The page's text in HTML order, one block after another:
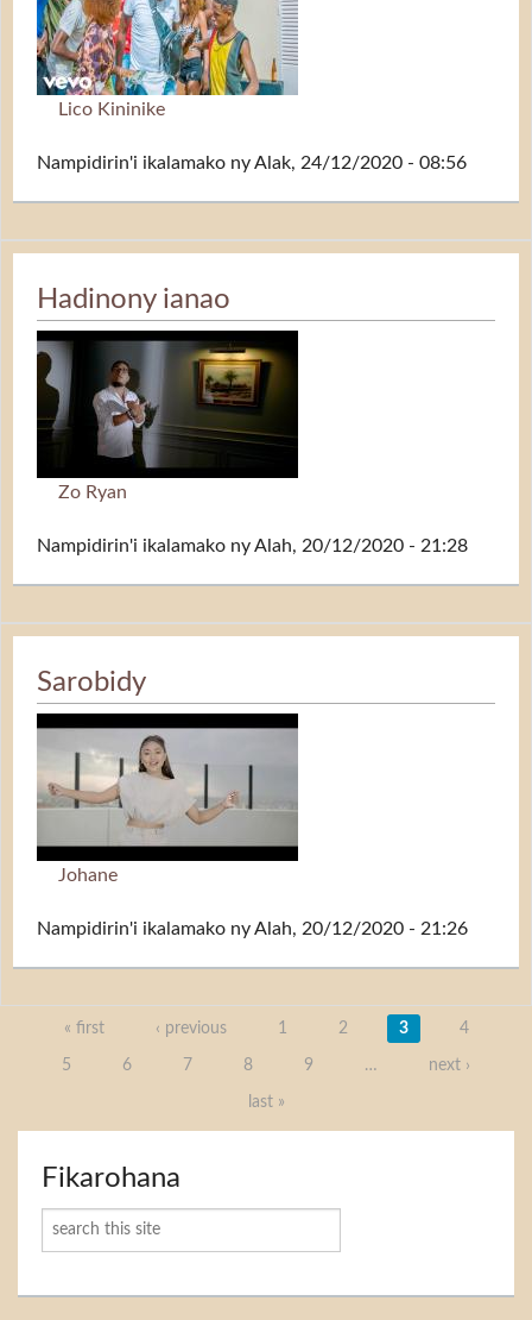
Lico Kininike
Nampidirin'i ikalamako ny Alak, 24/12/2020 - 08:56
Hadinony ianao
Zo Ryan
Nampidirin'i ikalamako ny Alah, 20/12/2020 - 21:28
Sarobidy
Johane
Nampidirin'i ikalamako ny Alah, 20/12/2020 - 21:26
Takelaka
« first ‹ previous 1 2 3 4
5 6 7 8 9 … next ›
last »
Fikarohana
Karoka